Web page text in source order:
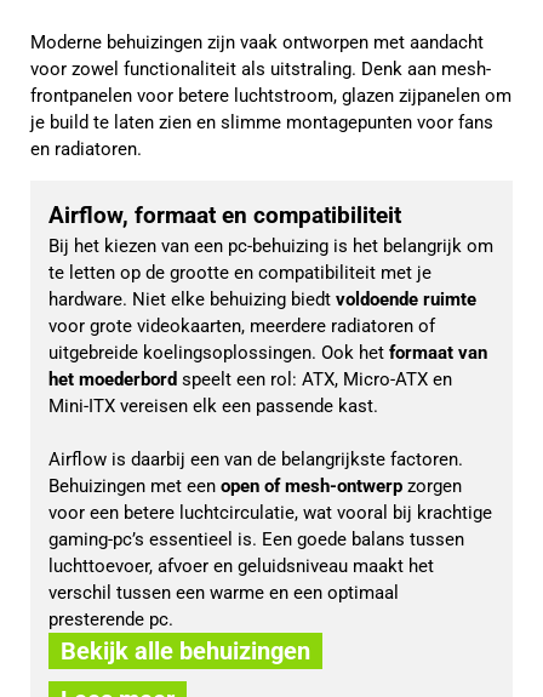
Moderne behuizingen zijn vaak ontworpen met aandacht
voor zowel functionaliteit als uitstraling. Denk aan mesh-
frontpanelen voor betere luchtstroom, glazen zijpanelen om
je build te laten zien en slimme montagepunten voor fans
en radiatoren.
Airflow, formaat en compatibiliteit
Bij het kiezen van een pc-behuizing is het belangrijk om
te letten op de grootte en compatibiliteit met je
hardware. Niet elke behuizing biedt voldoende ruimte
voor grote videokaarten, meerdere radiatoren of
uitgebreide koelingsoplossingen. Ook het formaat van
het moederbord speelt een rol: ATX, Micro-ATX en
Mini-ITX vereisen elk een passende kast.
Airflow is daarbij een van de belangrijkste factoren.
Behuizingen met een open of mesh-ontwerp zorgen
voor een betere luchtcirculatie, wat vooral bij krachtige
gaming-pc’s essentieel is. Een goede balans tussen
luchttoevoer, afvoer en geluidsniveau maakt het
verschil tussen een warme en een optimaal
presterende pc.
Bekijk alle behuizingen